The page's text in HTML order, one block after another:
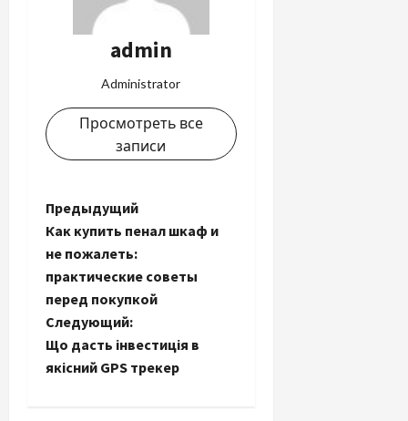
admin
Administrator
Просмотреть все
записи
Н
а
в
и
г
Предыдущий
Как купить пенал шкаф и
не пожалеть:
практические советы
перед покупкой
Следующий:
Що дасть інвестиція в
якісний GPS трекер